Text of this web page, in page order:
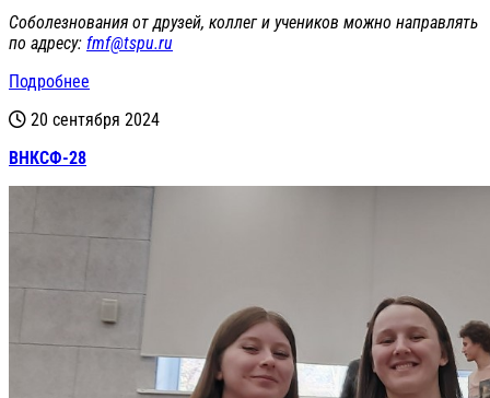
Соболезнования от друзей, коллег и учеников можно направлять
по адресу: fmf@tspu.ru
Подробнее
20 сентября 2024
ВНКСФ-28